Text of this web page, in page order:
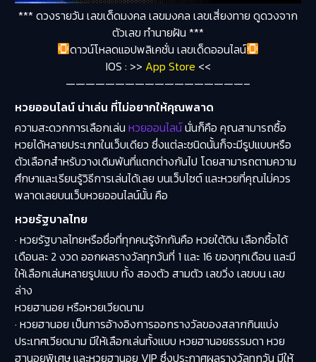
*** ดวงรายวัน เลขเด็ดมงคล เลขมงคล เลขเสี่ยงทาย ดูดวงจาก
ตัวเลข ทำนายฝัน ***
ดาวน์โหลดแอปพลิเคชั่น เลขเด็ดออนไลน์
IOS : >> App Store <<
——————————————————–
หวยออนไลน์ น่าเล่น ที่ไม่อยากให้คุณพลาด
ความสะดวกการเลือกเล่น หวยออนไลน์นั่นก็คือ คุณสามารถซื้อ
หวยได้หลายประเภทในเว็บเดียว ซึ่งแต่ละชนิดนั้นก็จะมีรูปแบบหรือ
ตัวเลือกสำหรับวางเดิมพันที่แตกต่างกันไป โดยสามารถตามความ
ศึกษาและเรียนรู้วิธีการเล่นได้เลย บนเว็บไซต์ และหวยที่คุณไม่ควร
พลาดเลยบนเว็บหวยออนไลน์นั้น คือ
หวยรัฐบาลไทย
· หวยรัฐบาลไทยหรือชื่อที่ทุกคนรู้จักกันคือ หวยใต้ดิน เลือกซื้อได้
เดือนละ 2 งวด ออกผลรางวัลทุกวันที่ 1 และ 16 ของทุกเดือน และมี
ให้เลือกเล่นหลายรูปแบบ ทั้ง สองตัว สามตัว เลขวิ่ง เลขบน เลข
ล่าง
หวยฮานอย หรือหวยเวียดนาม
· หวยฮานอย เป็นการอ้างอิงการออกรางวัลของสลากกินแบ่ง
ประเทศเวียดนาม มีให้เลือกเล่นทั้งแบบ หวยฮานอยธรรมดา หวย
ฮานอยพิเศษ และหวยฮานอย VIP ซึ่งประกาศผลรางวัลทุกวัน มีให้